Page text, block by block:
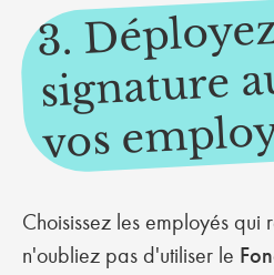
3.
signature
vos
Choisissez les employés qui
n'oubliez pas d'utiliser le